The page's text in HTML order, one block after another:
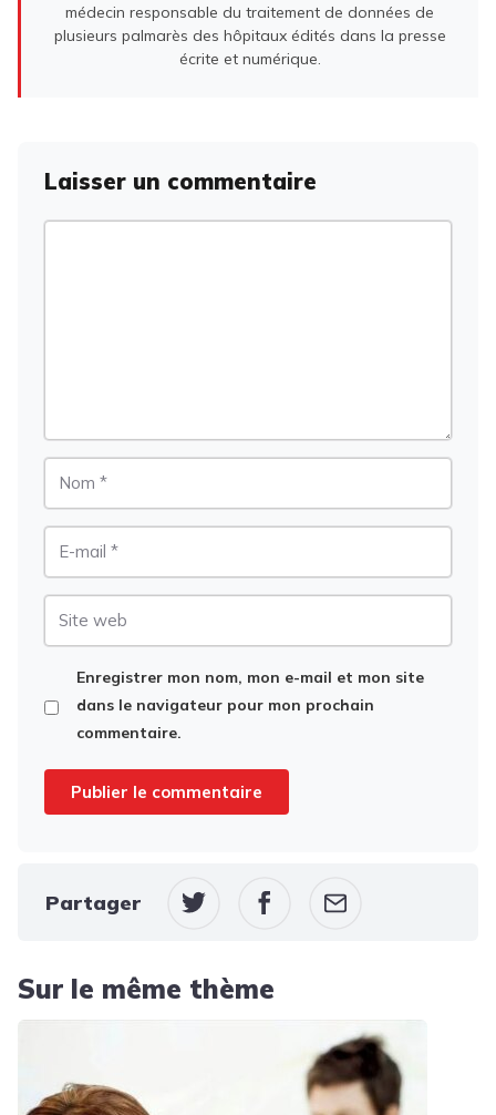
médecin responsable du traitement de données de
plusieurs palmarès des hôpitaux édités dans la presse
écrite et numérique.
Laisser un commentaire
Enregistrer mon nom, mon e-mail et mon site
dans le navigateur pour mon prochain
commentaire.
Partager
Sur le même thème